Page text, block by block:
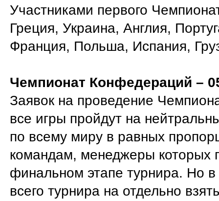
Участниками первого
Греция, Украина, Англия,
Франция, Польша, Испания,
Чемпионат Конфедераций –
Заявок на проведение
все игры пройдут на
по всему миру в равных
командам, менеджеры которых
финальном этапе турнира. Но
всего турнира на отдельно